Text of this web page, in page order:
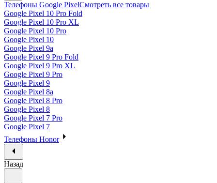
Телефоны Google PixelСмотреть все товары
Google Pixel 10 Pro Fold
Google Pixel 10 Pro XL
Google Pixel 10 Pro
Google Pixel 10
Google Pixel 9a
Google Pixel 9 Pro Fold
Google Pixel 9 Pro XL
Google Pixel 9 Pro
Google Pixel 9
Google Pixel 8a
Google Pixel 8 Pro
Google Pixel 8
Google Pixel 7 Pro
Google Pixel 7
Телефоны Honor
Назад